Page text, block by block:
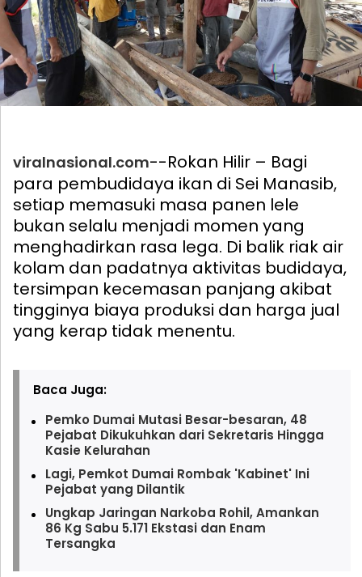
viralnasional.com--Rokan Hilir – Bagi
para pembudidaya ikan di Sei Manasib,
setiap memasuki masa panen lele
bukan selalu menjadi momen yang
menghadirkan rasa lega. Di balik riak air
kolam dan padatnya aktivitas budidaya,
tersimpan kecemasan panjang akibat
tingginya biaya produksi dan harga jual
yang kerap tidak menentu.
Baca Juga:
Pemko Dumai Mutasi Besar-besaran, 48
Pejabat Dikukuhkan dari Sekretaris Hingga
Kasie Kelurahan
Lagi, Pemkot Dumai Rombak 'Kabinet' Ini
Pejabat yang Dilantik
Ungkap Jaringan Narkoba Rohil, Amankan
86 Kg Sabu 5.171 Ekstasi dan Enam
Tersangka